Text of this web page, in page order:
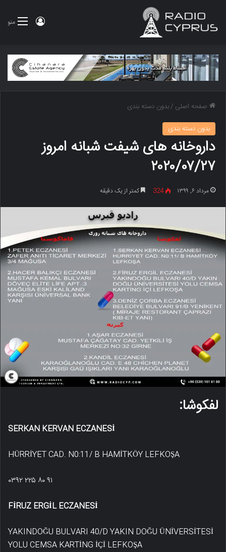
منو ورود
صفحه اصلی /بدون دسته بندی
بدون دسته بندی
داروخانه های شیفت شبانه امروز
۲۰۲۰/۰۷/۲۷
مرداد ۶, ۱۳۹۹ 324 کمتر از یک دقیقه
لفکوشا:
SERKAN KERVAN ECZANESİ
HÜRRİYET CAD. N0:11/ B HAMİTKÖY LEFKOŞA
۰۳۹۲ ۲۲۵ ۸۰ ۹۱
FİRUZ ERGİL ECZANESİ
YAKINDOĞU BULVARI 40/D YAKIN DOĞU ÜNİVERSİTESİ
YOLU CEMSA KARTİNG İÇİ LEFKOŞA